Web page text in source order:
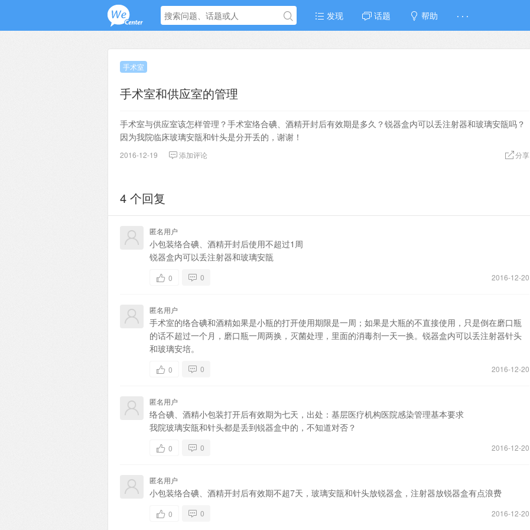
发现 话题 帮助 · · ·
手术室
手术室和供应室的管理
手术室与供应室该怎样管理？手术室络合碘、酒精开封后有效期是多久？锐器盒内可以丢注射器和玻璃安瓿吗？
因为我院临床玻璃安瓿和针头是分开丢的，谢谢！
2016-12-19 添加评论 分享
4 个回复
匿名用户
小包装络合碘、酒精开封后使用不超过1周
锐器盒内可以丢注射器和玻璃安瓿
2016-12-20
0 0
匿名用户
手术室的络合碘和酒精如果是小瓶的打开使用期限是一周；如果是大瓶的不直接使用，只是倒在磨口瓶
的话不超过一个月，磨口瓶一周两换，灭菌处理，里面的消毒剂一天一换。锐器盒内可以丢注射器针头
和玻璃安培。
2016-12-20
0 0
匿名用户
络合碘、酒精小包装打开后有效期为七天，出处：基层医疗机构医院感染管理基本要求
我院玻璃安瓿和针头都是丢到锐器盒中的，不知道对否？
2016-12-20
0 0
匿名用户
小包装络合碘、酒精开封后有效期不超7天，玻璃安瓿和针头放锐器盒，注射器放锐器盒有点浪费
2016-12-20
0 0